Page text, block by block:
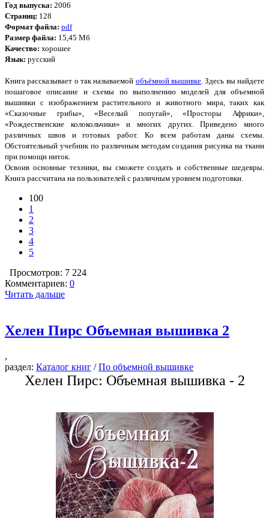
Год выпуска: 2006
Страниц: 128
Формат файла: pdf
Размер файла: 15,45 Мб
Качество: хорошее
Язык: русский
Книга рассказывает о так называемой объёмной вышивке. Здесь вы найдете
пошаговое описание и схемы по выполнению моделей для объемной
вышивки с изображением растительного и животного мира, таких как
«Сказочные грибы», «Веселый попугай», «Просторы Африки»,
«Рождественские колокольчики» и многих других. Приведено много
различных швов и готовых работ. Ко всем работам даны схемы.
Обстоятельный учебник по различным методам создания рисунка на ткани
при помощи ниток.
Освоив основные техники, вы сможете создать и собственные шедевры.
Книга рассчитана на пользователей с различным уровнем подготовки.
100
1
2
3
4
5
Просмотров: 7 224
Комментариев: 0
Читать дальше
Хелен Пирс Объемная вышивка 2
,
раздел: Каталог книг /По объемной вышивке
Хелен Пирс: Объемная вышивка - 2